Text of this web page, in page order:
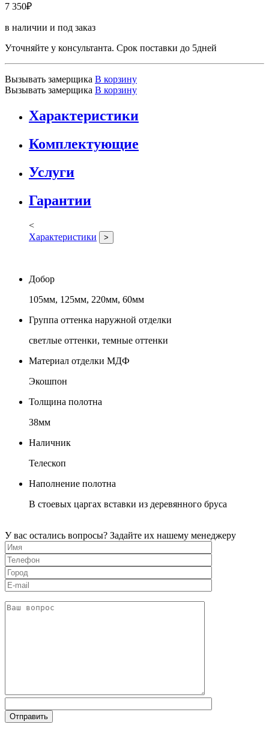
7 350₽
в наличии и под заказ
Уточняйте у консультанта. Срок поставки до 5дней
Вызывать замерщика В корзину
Вызывать замерщика В корзину
Характеристики
Комплектующие
Услуги
Гарантии
<
Характеристики
>
Добор
105мм, 125мм, 220мм, 60мм
Группа оттенка наружной отделки
светлые оттенки, темные оттенки
Материал отделки МДФ
Экошпон
Толщина полотна
38мм
Наличник
Телескоп
Наполнение полотна
В стоевых царгах вставки из деревянного бруса
У вас остались вопросы? Задайте их нашему менеджеру